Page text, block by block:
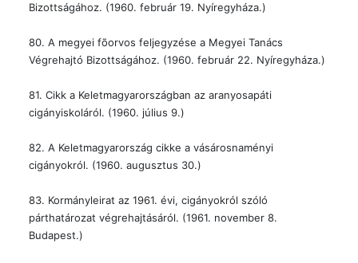
Bizottságához. (1960. február 19. Nyíregyháza.)
80. A megyei fõorvos feljegyzése a Megyei Tanács
Végrehajtó Bizottságához. (1960. február 22. Nyíregyháza.)
81. Cikk a Keletmagyarországban az aranyosapáti
cigányiskoláról. (1960. július 9.)
82. A Keletmagyarország cikke a vásárosnaményi
cigányokról. (1960. augusztus 30.)
83. Kormányleirat az 1961. évi, cigányokról szóló
párthatározat végrehajtásáról. (1961. november 8.
Budapest.)